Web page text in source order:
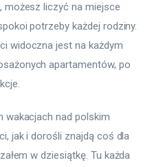
możesz liczyć na miejsce
potrzeby każdej rodziny.
widoczna jest na każdym
apartamentów, po
wakacjach nad polskim
jak i dorośli znajdą coś dla
w dziesiątkę. Tu każda